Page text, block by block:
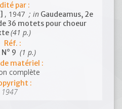
par :
, 1947 ; in Gaudeamus, 2e
36 motets pour choeur
(41 p.)
Réf. :
N° 9 (1 p.)
matériel :
complète
:
1947